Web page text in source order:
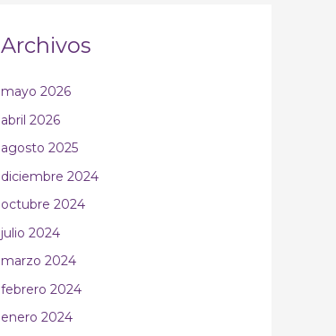
Archivos
mayo 2026
abril 2026
agosto 2025
diciembre 2024
octubre 2024
julio 2024
marzo 2024
febrero 2024
enero 2024